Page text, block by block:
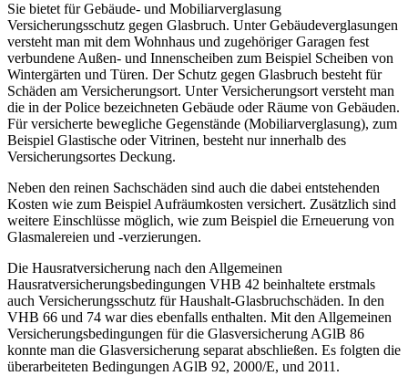
Sie bietet für Gebäude- und Mobiliarverglasung
Versicherungsschutz gegen Glasbruch. Unter Gebäudeverglasungen
versteht man mit dem Wohnhaus und zugehöriger Garagen fest
verbundene Außen- und Innenscheiben zum Beispiel Scheiben von
Wintergärten und Türen. Der Schutz gegen Glasbruch besteht für
Schäden am Versicherungsort. Unter Versicherungsort versteht man
die in der Police bezeichneten Gebäude oder Räume von Gebäuden.
Für versicherte bewegliche Gegenstände (Mobiliarverglasung), zum
Beispiel Glastische oder Vitrinen, besteht nur innerhalb des
Versicherungsortes Deckung.
Neben den reinen Sachschäden sind auch die dabei entstehenden
Kosten wie zum Beispiel Aufräumkosten versichert. Zusätzlich sind
weitere Einschlüsse möglich, wie zum Beispiel die Erneuerung von
Glasmalereien und -verzierungen.
Die Hausratversicherung nach den Allgemeinen
Hausratversicherungsbedingungen VHB 42 beinhaltete erstmals
auch Versicherungsschutz für Haushalt-Glasbruchschäden. In den
VHB 66 und 74 war dies ebenfalls enthalten. Mit den Allgemeinen
Versicherungsbedingungen für die Glasversicherung AGlB 86
konnte man die Glasversicherung separat abschließen. Es folgten die
überarbeiteten Bedingungen AGlB 92, 2000/E, und 2011.